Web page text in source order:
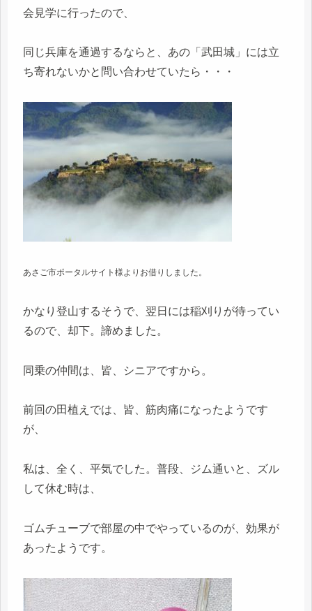
会見学に行ったので、
同じ兵庫を通過するならと、あの「武田城」には立
ち寄れないかと問い合わせていたら・・・
あさご市ポータルサイト様よりお借りしました。
かなり登山するそうで、翌日には稲刈りが待ってい
るので、却下。諦めました。
同乗の仲間は、皆、シニアですから。
前回の田植えでは、皆、筋肉痛になったようです
が、
私は、全く、平気でした。普段、ジム通いと、ズル
して休む時は、
ゴムチューブで部屋の中でやっているのが、効果が
あったようです。